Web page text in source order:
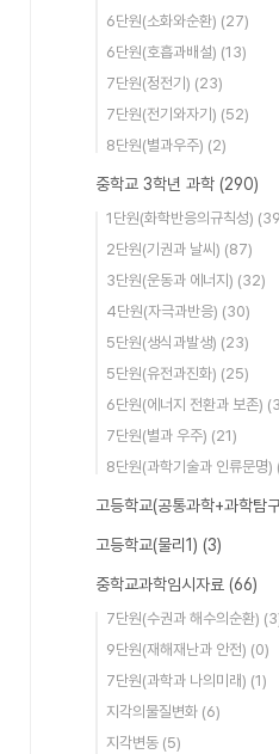
6단원(소화와순환) (27)
6단원(호흡과배설) (13)
7단원(정전기) (23)
7단원(전기와자기) (52)
8단원(별과우주) (2)
중학교 3학년 과학 (290)
1단원(화학반응의규칙성)
2단원(기권과 날씨) (87)
3단원(운동과 에너지) (32)
4단원(자극과반응) (30)
5단원(생식과발생) (23)
5단원(유전과진화) (25)
6단원(에너지 전환과 보존)
7단원(별과 우주) (21)
8단원(과학기술과 인류문명)
고등학교(공통과학+과학탐
고등학교(물리1) (3)
중학교과학임시자료 (66)
7단원(수권과 해수의순환)
9단원(재해재난과 안전) (0)
7단원(과학과 나의미래) (1)
지각의물질변화 (6)
지각변동 (5)